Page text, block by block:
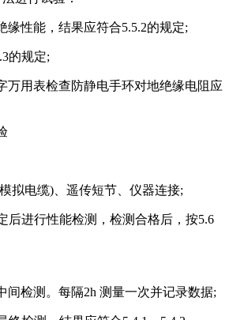
缘性能，结果应符合5.5.2的规定;
的规定;
万用表检查防静电手环对地绝缘电阻应
拟电缆)、遥传短节、仪器连接;
后进行性能检测，检测合格后，按5.6
间检测。每隔2h 测量一次并记录数据;